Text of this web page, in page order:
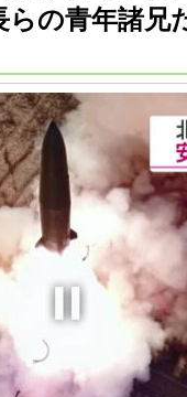
の青年諸兄